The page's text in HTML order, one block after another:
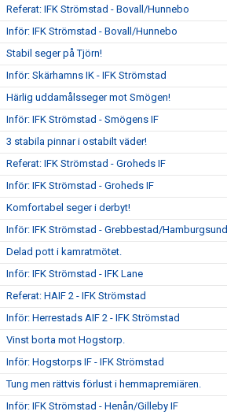
Referat: IFK Strömstad - Bovall/Hunnebo
Inför: IFK Strömstad - Bovall/Hunnebo
Stabil seger på Tjörn!
Inför: Skärhamns IK - IFK Strömstad
Härlig uddamålsseger mot Smögen!
Inför: IFK Strömstad - Smögens IF
3 stabila pinnar i ostabilt väder!
Referat: IFK Strömstad - Groheds IF
Inför: IFK Strömstad - Groheds IF
Komfortabel seger i derbyt!
Inför: IFK Strömstad - Grebbestad/Hamburgsund
Delad pott i kamratmötet.
Inför: IFK Strömstad - IFK Lane
Referat: HAIF 2 - IFK Strömstad
Inför: Herrestads AIF 2 - IFK Strömstad
Vinst borta mot Hogstorp.
Inför: Hogstorps IF - IFK Strömstad
Tung men rättvis förlust i hemmapremiären.
Inför: IFK Strömstad - Henån/Gilleby IF